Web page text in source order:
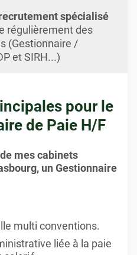
spécialisé
régulièrement des
(Gestionnaire /
et SIRH...)
pour le
de Paie H/F
mes cabinets
un Gestionnaire
multi conventions.
liée à la paie